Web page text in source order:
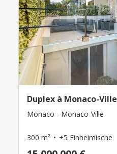
Duplex à Monaco-Ville
Monaco - Monaco-Ville
300 m² +5 Einheimische